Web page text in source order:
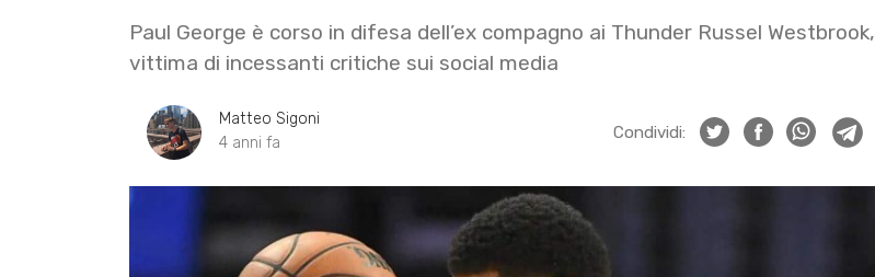
Paul George è corso in difesa dell’ex compagno ai Thunder Russel Westbrook,
vittima di incessanti critiche sui social media
Matteo Sigoni
4 anni fa
Condividi: